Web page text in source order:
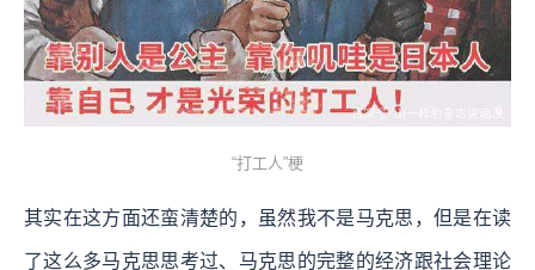
“打工人”梗
其实在这方面还蛮清楚的，虽然我不是马克思，但是在读
了这么多马克思思考过、马克思的完整的经济跟社会理论